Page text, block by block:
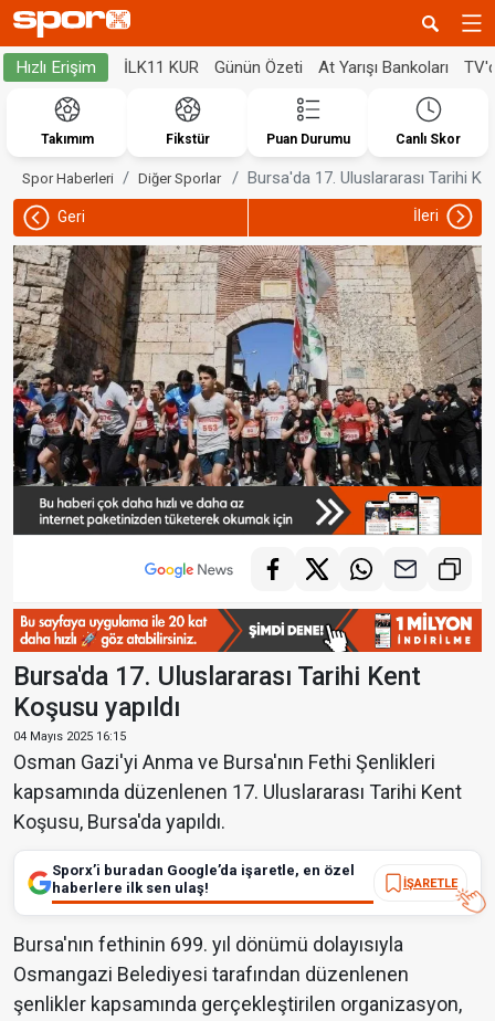
Hızlı Erişim İLK11 KUR Günün Özeti At Yarışı Bankoları
Takımım Fikstür Puan Durumu Canlı Skor
Spor Haberleri Diğer Sporlar Bursa'da 17. Uluslararası Tarihi
Geri İleri
Bursa'da 17. Uluslararası Tarihi Kent
Koşusu yapıldı
04 Mayıs 2025 16:15
Osman Gazi'yi Anma ve Bursa'nın Fethi Şenlikleri
kapsamında düzenlenen 17. Uluslararası Tarihi Kent
Koşusu, Bursa'da yapıldı.
Sporx’i buradan Google’da işaretle, en özel
haberlere ilk sen ulaş!
İŞARETLE
Bursa'nın fethinin 699. yıl dönümü dolayısıyla
Osmangazi Belediyesi tarafından düzenlenen
şenlikler kapsamında gerçekleştirilen organizasyon,